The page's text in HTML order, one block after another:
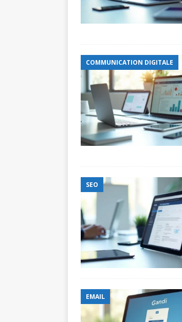
COMMUNICATION DIGITALE
SEO
EMAIL